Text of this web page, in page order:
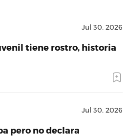
Jul 30, 2026
tiene rostro, historia
Jul 30, 2026
pero no declara